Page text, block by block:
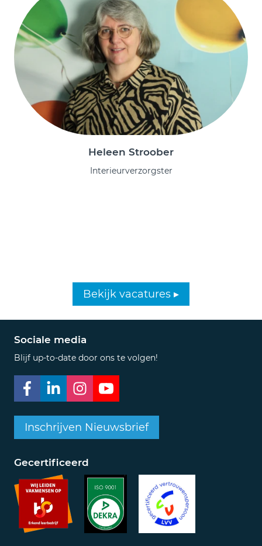
Heleen Stroober
Interieurverzorgster
Bekijk vacatures ▸
Sociale media
Blijf up-to-date door ons te volgen!
Inschrijven Nieuwsbrief
Gecertificeerd